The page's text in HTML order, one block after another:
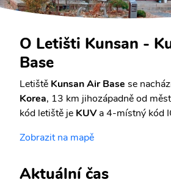
O Letišti Kunsan -
Base
Letiště Kunsan Air Base se
Korea, 13 km jihozápadně od
kód letiště je KUVa 4-místný kód
Zobrazit na mapě
Aktuální čas